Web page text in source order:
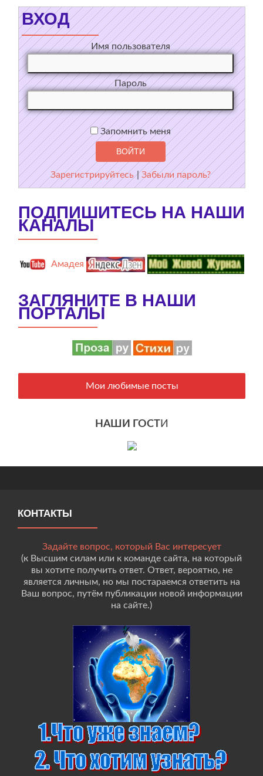
ВХОД
Имя пользователя
Пароль
Запомнить меня
Зарегистрируйтесь |Забыли пароль?
ПОДПИШИТЕСЬ НА НАШИ
КАНАЛЫ
Амадея
ЗАГЛЯНИТЕ В НАШИ
ПОРТАЛЫ
Мои любимые посты
НАШИ ГОСТ И
КОНТАКТЫ
Задайте вопрос, который Вас интересует
(к Высшим силам или к команде сайта, на который
вы хотите получить ответ. Ответ, вероятно, не
является личным, но мы постараемся ответить на
Ваш вопрос, путём публикации новой информации
на сайте.)